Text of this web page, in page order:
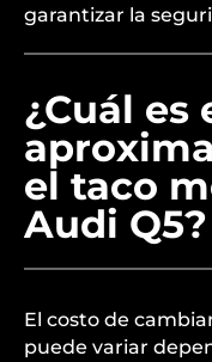
garantizar la
¿Cuál es
el taco
Audi Q5?
El costo de
puede variar